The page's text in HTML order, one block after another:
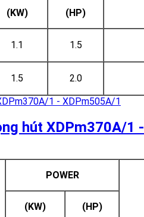
(KW) (HP)
1.1 1.5
1.5 2.0
hút XDPm370A/1
POWER
(KW) (HP)